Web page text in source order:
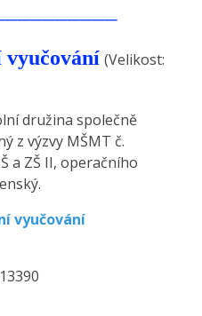
(Velikost:
družina společně
z výzvy MŠMT č.
a ZŠ II, operačního
vyučování